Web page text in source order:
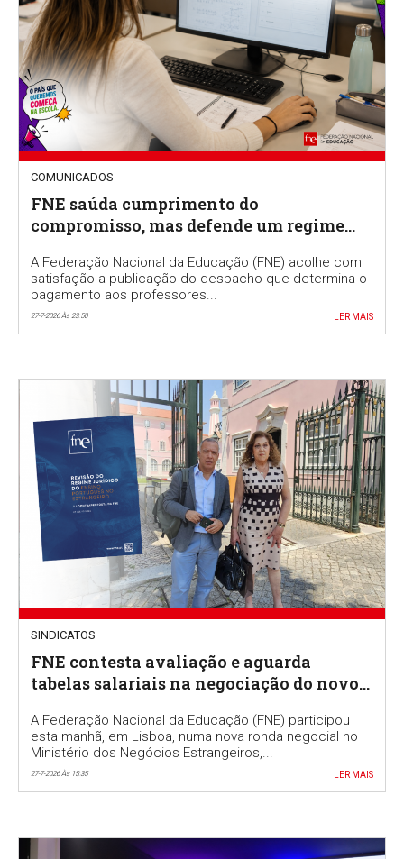
COMUNICADOS
FNE saúda cumprimento do
compromisso, mas defende um regime
professor classificador
A Federação Nacional da Educação (FNE) acolhe com
satisfação a publicação do despacho que determina o
pagamento aos professores...
27-7-2026 Às 23:50 LER MAIS
SINDICATOS
FNE contesta avaliação e aguarda
tabelas salariais na negociação do novo
A Federação Nacional da Educação (FNE) participou
esta manhã, em Lisboa, numa nova ronda negocial no
Ministério dos Negócios Estrangeiros,...
27-7-2026 Às 15:35 LER MAIS